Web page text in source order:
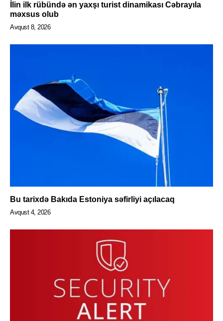
İlin ilk rübündə ən yaxşı turist dinamikası Cəbrayıla
məxsus olub
Avqust 8, 2026
Bu tarixdə Bakıda Estoniya səfirliyi açılacaq
Avqust 4, 2026